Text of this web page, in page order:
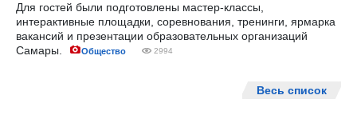
Для гостей были подготовлены мастер-классы,
интерактивные площадки, соревнования, тренинги, ярмарка
вакансий и презентации образовательных организаций
Самары.
Общество 2994
Весь список